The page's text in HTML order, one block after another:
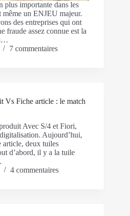
plus importante dans les
même un ENJEU majeur.
des entreprises qui ont
fraude assez connue est la
7 commentaires
Vs Fiche article : le match
Avec S/4 et Fiori,
Aujourd’hui,
article, deux tuiles
d’abord, il y a la tuile
4 commentaires